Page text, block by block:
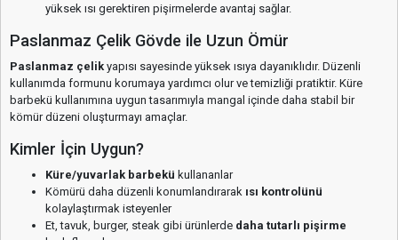
yüksek ısı gerektiren pişirmelerde avantaj sağlar.
Paslanmaz Çelik Gövde ile Uzun Ömür
Paslanmaz çelik yapısı sayesinde yüksek ısıya dayanıklıdır. Düzenli
kullanımda formunu korumaya yardımcı olur ve temizliği pratiktir. Küre
barbekü kullanımına uygun tasarımıyla mangal içinde daha stabil bir
kömür düzeni oluşturmayı amaçlar.
Kimler İçin Uygun?
Küre/yuvarlak barbekü kullananlar
Kömürü daha düzenli konumlandırarak ısı kontrolünü
kolaylaştırmak isteyenler
Et, tavuk, burger, steak gibi ürünlerde daha tutarlı pişirme